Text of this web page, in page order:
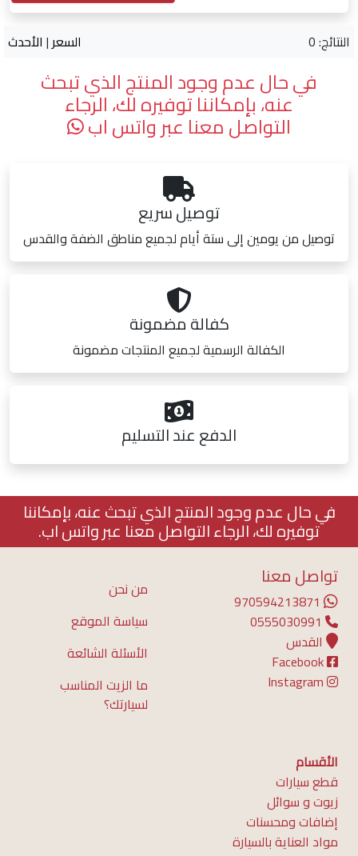
النتائج: 0 السعر | الأحدث
في حال عدم وجود المنتج الذي تبحث
عنه، بإمكاننا توفيره لك، الرجاء
التواصل معنا عبر واتس اب
توصيل سريع
توصيل من يومين إلى ستة أيام لجميع مناطق الضفة والقدس
كفالة مضمونة
الكفالة الرسمية لجميع المنتجات مضمونة
الدفع عند التسليم
في حال عدم وجود المنتج الذي تبحث عنه، بإمكاننا
توفيره لك، الرجاء التواصل معنا عبر واتس اب.
تواصل معنا
0555030991
القدس
من نحن
سياسة الموقع
الأسئلة الشائعة
ما الزيت المناسب
لسيارتك؟
الأقسام
قطع سيارات
زيوت و سوائل
إضافات ومحسنات
مواد العناية بالسيارة